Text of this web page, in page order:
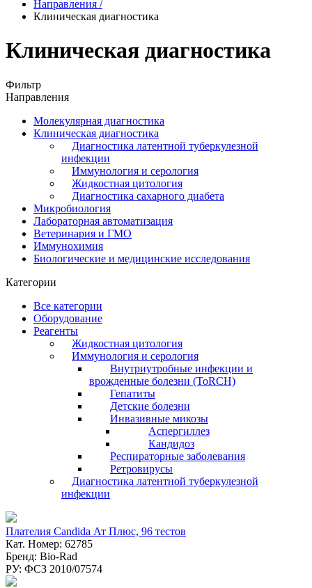
Направления /
Клиническая диагностика
Клиническая диагностика
Фильтр
Направления
Молекулярная диагностика
Клиническая диагностика
Диагностика латентной туберкулезной
инфекции
Иммунология и серология
Жидкостная цитология
Диагностика сахарного диабета
Микробиология
Лабораторная автоматизация
Ветеринария и ГМО
Иммунохимия
Биологические и медицинские исследования
Категории
Все категории
Оборудование
Реагенты
Жидкостная цитология
Иммунология и серология
Внутриутробные инфекции и
врожденные болезни (ToRCH)
Гепатиты
Детские болезни
Инвазивные микозы
Аспергиллез
Кандидоз
Респираторные заболевания
Ретровирусы
Диагностика латентной туберкулезной
инфекции
Плателия Candida Ат Плюс, 96 тестов
Кат. Номер: 62785
Бренд: Bio-Rad
РУ: ФСЗ 2010/07574